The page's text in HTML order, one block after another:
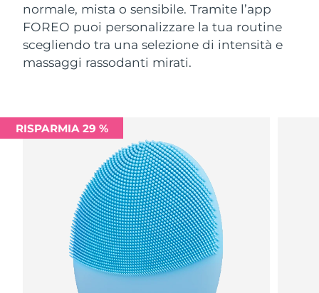
normale, mista o sensibile. Tramite l’app
FOREO puoi personalizzare la tua routine
scegliendo tra una selezione di intensità e
massaggi rassodanti mirati.
RISPARMIA 29 %